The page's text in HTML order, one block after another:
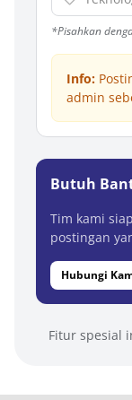
*Pisahkan
Info:
admin
Butuh
Tim kami
postingan
Hubungi
Fitur spesial